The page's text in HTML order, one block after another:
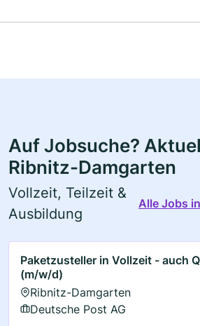
Auf Jobsuche?
Ribnitz-Damgarten
Vollzeit, Teilzeit &
Ausbildung
Alle Jobs
Paketzusteller in Vollzeit - auch
(m/w/d)
Ribnitz-Damgarten
Deutsche Post AG